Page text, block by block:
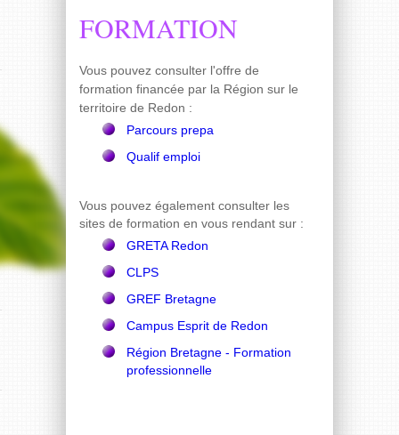
FORMATION
Vous pouvez consulter l'offre de
formation financée par la Région sur le
territoire de Redon :
Parcours prepa
Qualif emploi
Vous pouvez également consulter les
sites de formation en vous rendant sur :
GRETA Redon
CLPS
GREF Bretagne
Campus Esprit de Redon
Région Bretagne - Formation
professionnelle